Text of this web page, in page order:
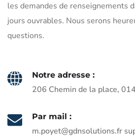
les demandes de renseignements
jours ouvrables. Nous serons
questions.
Notre adresse :
206 Chemin de la place,
Par mail :
m.poyet@gdnsolutions.fr